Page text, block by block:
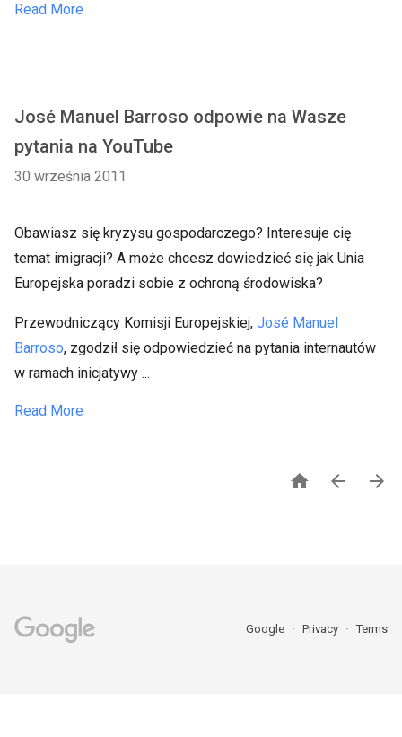
Read More
José Manuel Barroso odpowie na Wasze
pytania na YouTube
30 września 2011
Obawiasz się kryzysu gospodarczego? Interesuje cię
temat imigracji? A może chcesz dowiedzieć się jak Unia
Europejska poradzi sobie z ochroną środowiska?
Przewodniczący Komisji Europejskiej, José Manuel
Barroso, zgodził się odpowiedzieć na pytania internautów
w ramach inicjatywy ...
Read More
  
Google Privacy Terms